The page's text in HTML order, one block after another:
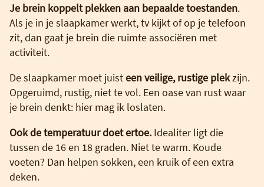
Je brein koppelt plekken aan bepaalde toestanden.
Als je in je slaapkamer werkt, tv kijkt of op je telefoon
zit, dan gaat je brein die ruimte associëren met
activiteit.
De slaapkamer moet juisteen veilige, rustige plekzijn.
Opgeruimd, rustig, niet te vol. Een oase van rust waar
je brein denkt: hier mag ik loslaten.
Ook de temperatuur doet ertoe. Idealiter ligt die
tussen de 16 en 18 graden. Niet te warm. Koude
voeten? Dan helpen sokken, een kruik of een extra
deken.